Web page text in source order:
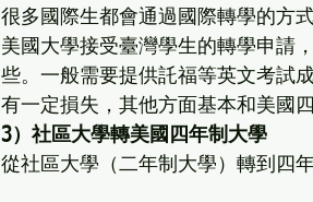
很多國際生都會通過國際轉學的方
美國大學接受臺灣學生的轉學申請
些。一般需要提供託福等英文考試
有一定損失，其他方面基本和美國
3）社區大學轉美國四年制大學
從社區大學（二年制大學）轉到四